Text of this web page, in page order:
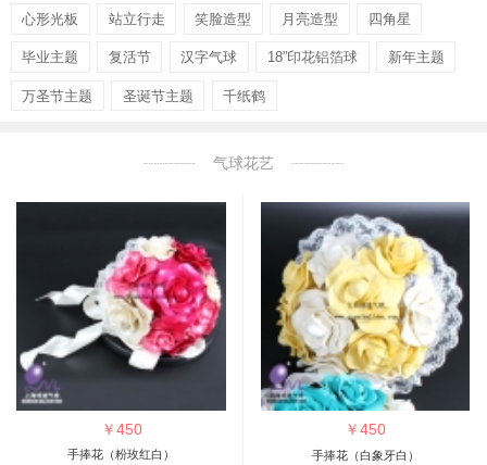
心形光板 站立行走 笑脸造型 月亮造型 四角星
毕业主题 复活节 汉字气球 18”印花铝箔球 新年主题
万圣节主题 圣诞节主题 千纸鹤
气球花艺
￥450
手捧花（粉玫红白）
￥450
手捧花（白象牙白）